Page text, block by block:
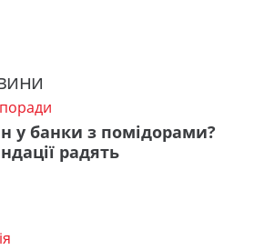
у банки з помідорами?
радять